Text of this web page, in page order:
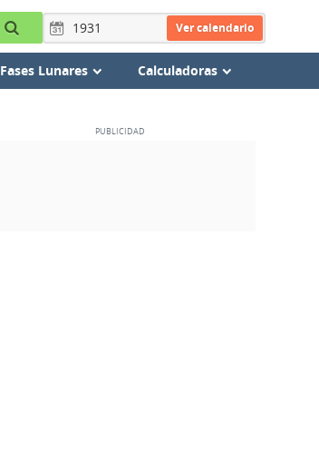
Ver calendario
Fases Lunares Calculadoras